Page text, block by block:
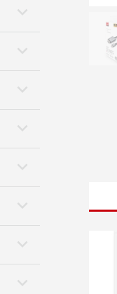
keyboard_arrow_down
keyboard_arrow_down
keyboard_arrow_down
keyboard_arrow_down
keyboard_arrow_down
keyboard_arrow_down
keyboard_arrow_down
keyboard_arrow_down